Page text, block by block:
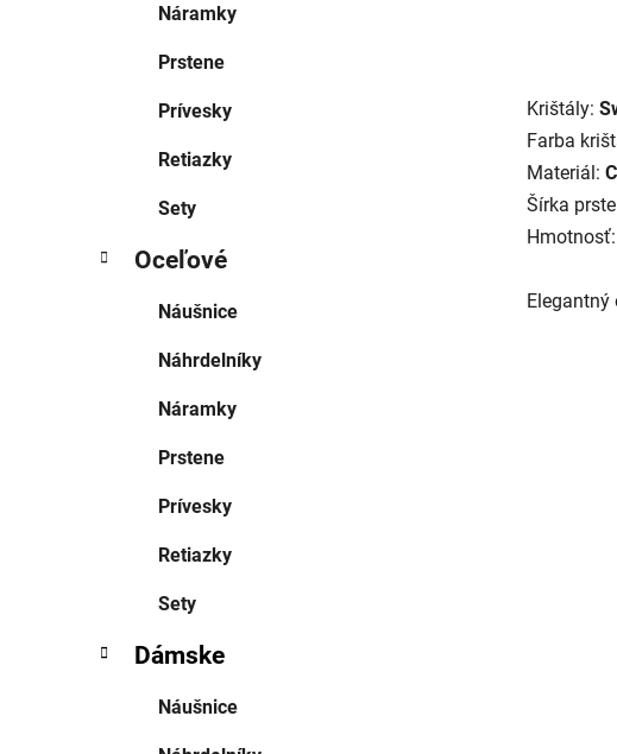
Náramky
Prstene
Prívesky
Retiazky
Sety
Oceľové
Náušnice
Náhrdelníky
Náramky
Prstene
Prívesky
Retiazky
Sety
Dámske
Náušnice
Krištály:
Farba
Materiál:
Šírka
Hmotnosť: